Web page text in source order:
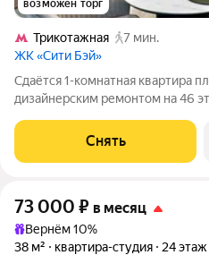
возможен торг
Трикотажная
7 мин.
ЖК «Сити Бэй»
Сдаётся 1-комнатная квартира
дизайнерским ремонтом на 46
Снять
73 000 ₽ в месяц
Вернём 10%
38 м²
квартира-студия 24 этаж